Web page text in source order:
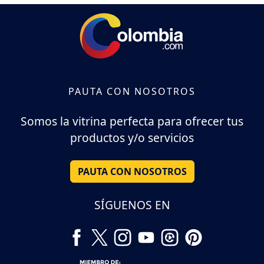
PAUTA CON NOSOTROS
Somos la vitrina perfecta para ofrecer tus
productos y/o servicios
PAUTA CON NOSOTROS
SÍGUENOS EN